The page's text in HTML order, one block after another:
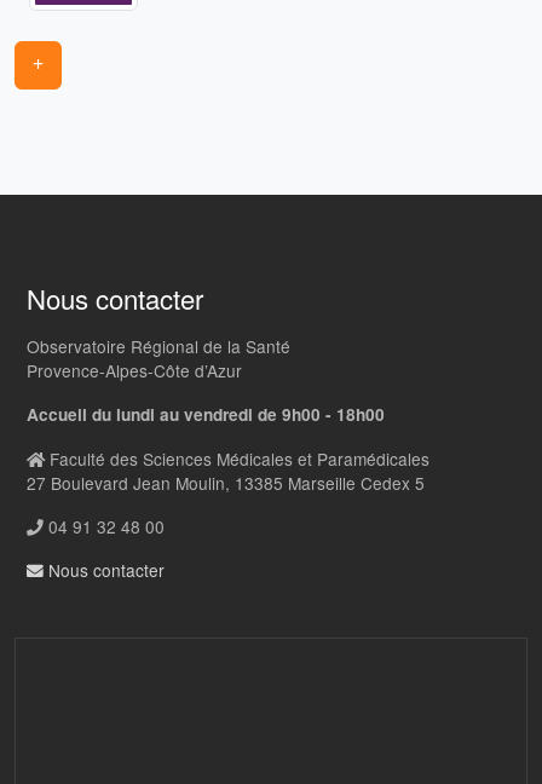
+
Nous contacter
Observatoire Régional de la Santé
Provence-Alpes-Côte d’Azur
Accueil du lundi au vendredi de 9h00 - 18h00
Faculté des Sciences Médicales et Paramédicales
27 Boulevard Jean Moulin, 13385 Marseille Cedex 5
04 91 32 48 00
Nous contacter